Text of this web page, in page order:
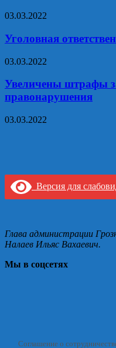
03.03.2022
Уголовная
03.03.2022
Увеличены штрафы
правонарушения
03.03.2022
Версия для
Глава администрации
Налаев Ильяс Вахаевич.
Мы в соцсетях
Соглашение о